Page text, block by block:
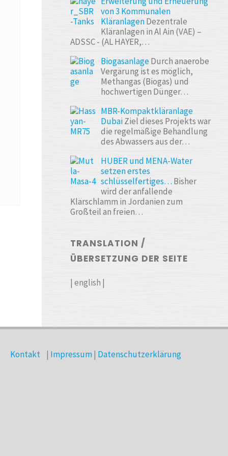
von 3 Kommunalen
KläranlagenDezentrale
Kläranlagen in Al Ain (VAE) –
ADSSC - (AL HAYER,…
BiogasanlageDurch anaerobe
Vergärung ist es möglich,
Methangas (Biogas) und
hochwertigen Dünger…
MBR-Kompaktkläranlage
DubaiZiel dieses Projekts war
die regelmäßige Behandlung
des Abwassers aus der…
HUBER und MENA-Water
setzen erstes
schlüsselfertiges… Bisher
wird der anfallende
Klärschlamm in Jordanien zum
Großteil an freien…
TRANSLATION /
ÜBERSETZUNG DER SEITE
|english |
Kontakt| Impressum| Datenschutzerklärung